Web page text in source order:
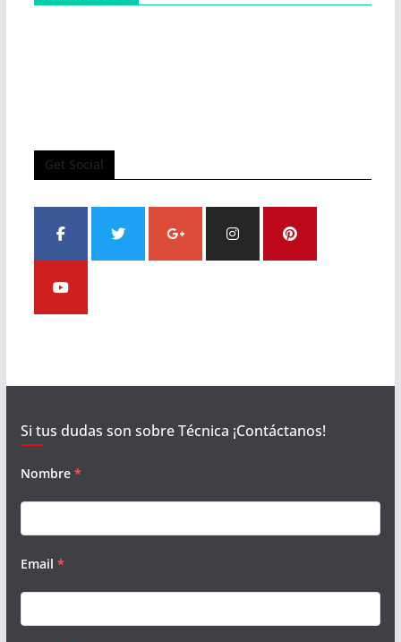
Get Social
Si tus dudas son sobre Técnica ¡Contáctanos!
Nombre *
Email *